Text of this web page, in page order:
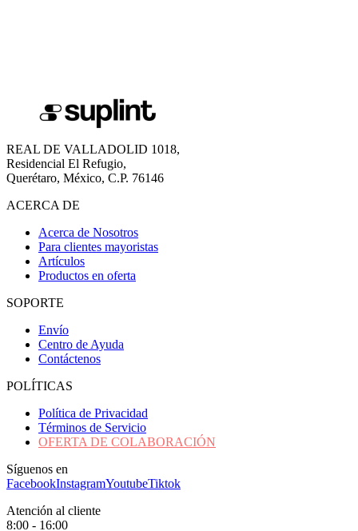
REAL DE VALLADOLID 1018,
Residencial El Refugio,
Querétaro, México, C.P. 76146
ACERCA DE
Acerca de Nosotros
Para clientes mayoristas
Artículos
Productos en oferta
SOPORTE
Envío
Centro de Ayuda
Contáctenos
POLÍTICAS
Política de Privacidad
Términos de Servicio
OFERTA DE COLABORACIÓN
Síguenos en
FacebookInstagramYoutubeTiktok
Atención al cliente
8:00 - 16:00